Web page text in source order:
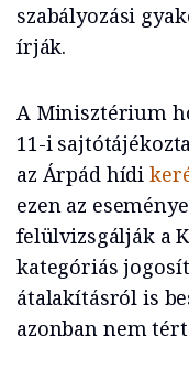
szabályozási
írják.
A Minisztérium
11-i
az Árpád hídi
ezen az
felülvizsgálják a
kategóriás
átalakításról is
azonban nem